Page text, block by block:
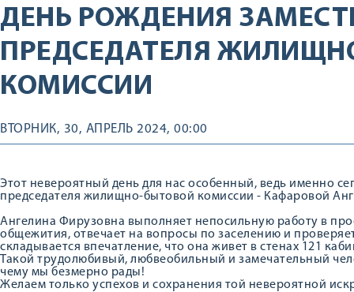
ДЕНЬ РОЖДЕНИЯ
ПРЕДСЕДАТЕЛЯ
КОМИССИИ
ВТОРНИК, 30, АПРЕЛЬ 2024, 00:00
Этот невероятный день для нас особенный, ведь именно
председателя жилищно-бытовой комиссии - Кафаровой
Ангелина Фирузовна выполняет непосильную работу в
общежития, отвечает на вопросы по заселению и
складывается впечатление, что она живет в стенах 121
Такой трудолюбивый, любвеобильный и замечательный
чему мы безмерно рады!
Желаем только успехов и сохранения той невероятной